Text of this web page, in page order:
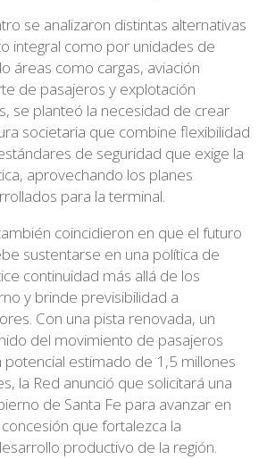
se analizaron distintas alternativas
integral como por unidades de
áreas como cargas, aviación
de pasajeros y explotación
se planteó la necesidad de crear
societaria que combine flexibilidad
de seguridad que exige la
aprovechando los planes
para la terminal.
coincidieron en que el futuro
sustentarse en una política de
continuidad más allá de los
y brinde previsibilidad a
Con una pista renovada, un
del movimiento de pasajeros
estimado de 1,5 millones
la Red anunció que solicitará una
de Santa Fe para avanzar en
que fortalezca la
productivo de la región.